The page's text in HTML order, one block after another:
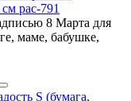
pac-791
8 Марта для
маме, бабушке,